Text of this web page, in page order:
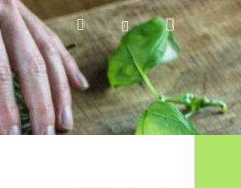
HledatPřihlášeníNákupní
košík